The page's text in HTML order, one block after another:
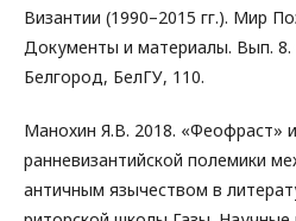
Византии (1990–2015 гг.). Мир
Документы и материалы. Вып. 8.
Белгород, БелГУ, 110.
Манохин Я.В. 2018. «Феофраст»
ранневизантийской полемики
античным язычеством в